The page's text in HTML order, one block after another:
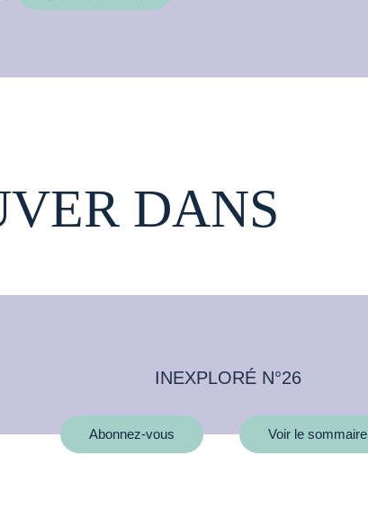
DANS
INEXPLORÉ N°26
Abonnez-vous Voir le sommaire